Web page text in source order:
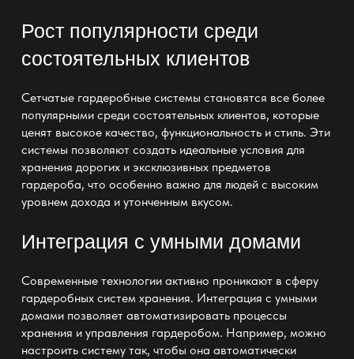
Рост популярности среди
состоятельных клиентов
Сетчатые гардеробные системы становятся все более
популярными среди состоятельных клиентов, которые
ценят высокое качество, функциональность и стиль. Эти
системы позволяют создать идеальные условия для
хранения дорогих и эксклюзивных предметов
гардероба, что особенно важно для людей с высоким
уровнем дохода и утонченным вкусом.
Интеграция с умными домами
Современные технологии активно проникают в сферу
гардеробных систем хранения. Интеграция с умными
домами позволяет автоматизировать процессы
хранения и управления гардеробом. Например, можно
настроить систему так, чтобы она автоматически